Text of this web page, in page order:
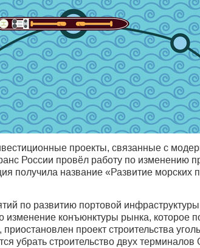
проекты, связанные с
России провёл работу по изменению
получила название «Развитие морских
по развитию портовой
изменение конъюнктуры рынка, которое
проект строительства
убрать строительство двух